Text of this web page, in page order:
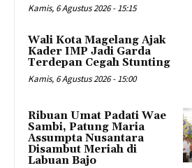
Kamis, 6 Agustus 2026 - 15:15
Wali Kota Magelang Ajak
Kader IMP Jadi Garda
Terdepan Cegah Stunting
Kamis, 6 Agustus 2026 - 15:00
Ribuan Umat Padati Wae
Sambi, Patung Maria
Assumpta Nusantara
Disambut Meriah di
Labuan Bajo